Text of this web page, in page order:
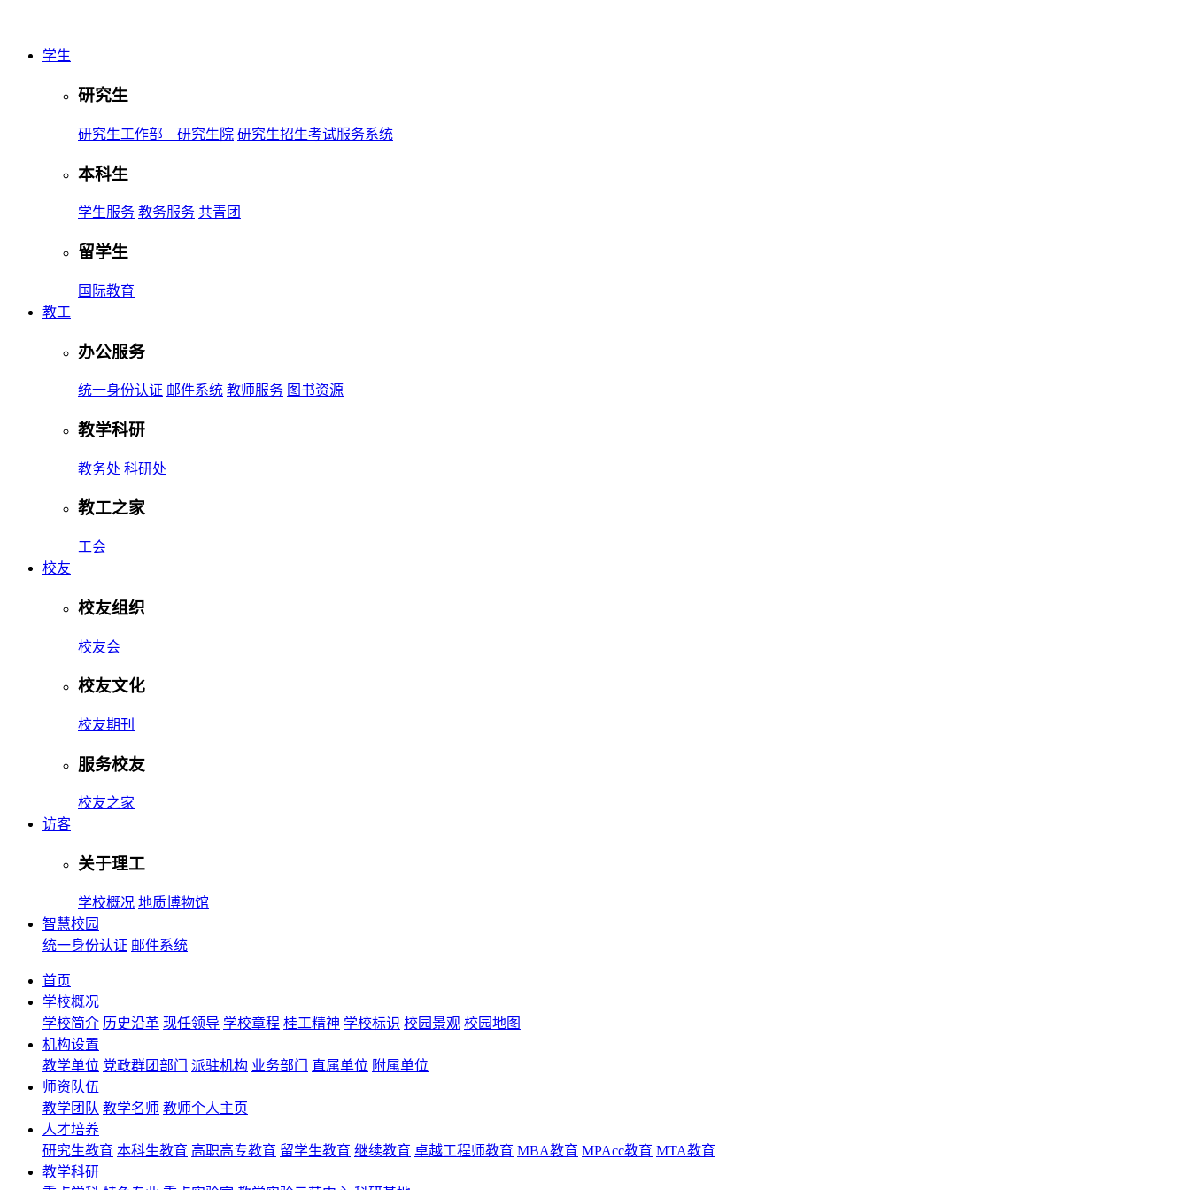
学生
研究生
研究生工作部 研究生院 研究生招生考试服务系统
本科生
学生服务 教务服务 共青团
留学生
国际教育
教工
办公服务
统一身份认证 邮件系统 教师服务 图书资源
教学科研
教务处 科研处
教工之家
工会
校友
校友组织
校友会
校友文化
校友期刊
服务校友
校友之家
访客
关于理工
学校概况 地质博物馆
智慧校园
统一身份认证 邮件系统
首页
学校概况
学校简介 历史沿革 现任领导 学校章程 桂工精神 学校标识 校园景观 校园地图
机构设置
教学单位 党政群团部门 派驻机构 业务部门 直属单位 附属单位
师资队伍
教学团队 教学名师 教师个人主页
人才培养
研究生教育 本科生教育 高职高专教育 留学生教育 继续教育 卓越工程师教育 MBA教育 MPAcc教育 MTA教育
教学科研